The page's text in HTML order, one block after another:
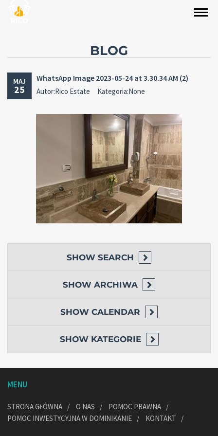
BLOG
MAJ
25
WhatsApp Image 2023-05-24 at 3.30.34 AM (2)
Autor:Rico Estate Kategoria:None
SHOW SEARCH
SHOW ARCHIWA
SHOW CALENDAR
SHOW KATEGORIE
MENU
STRONA GŁÓWNA O NAS
POMOC PRAWNA
POMOC INWESTYCYJNA W DOMINIKANIE
KONTAKT